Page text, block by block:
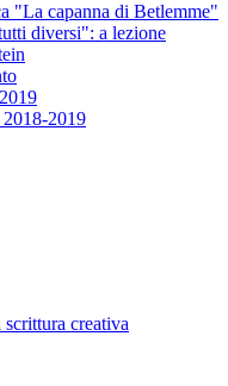
"La capanna di Betlemme"
diversi": a lezione
2019
creativa